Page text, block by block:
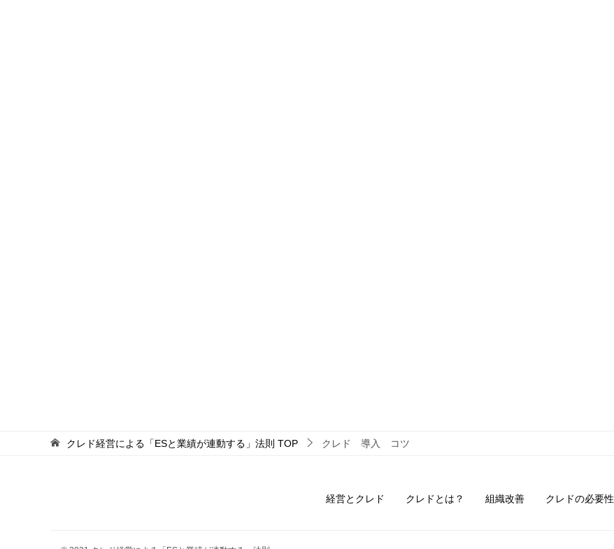
クレド経営による「ESと業績が連動する」法則 TOP クレド 導入 コツ
経営とクレド クレドとは？ 組織改善 クレドの必要性